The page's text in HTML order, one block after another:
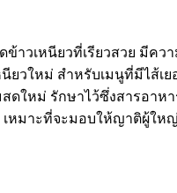
าวเหนียวที่เรียวสวย มี
วใหม่ สำหรับเมนูที่มีไส้เ
ใหม่ รักษาไว้ซึ่งสารอาห
หมาะที่จะมอบให้ญาติผู้ใ